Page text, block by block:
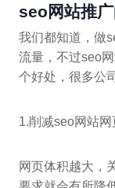
seo网站推
我们都知道，做
流量，不过seo
个好处，很多公
1.削减seo网站
网页体积越大，